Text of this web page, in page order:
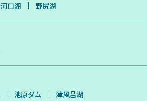
河口湖 野尻湖
池原ダム 津風呂湖